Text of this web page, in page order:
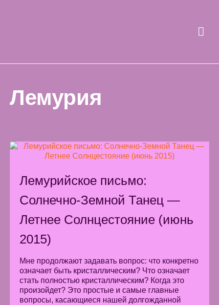
Лемурия
Лемурийское письмо:
Солнечно-Земной Танец —
Летнее Солнцестояние (июнь
2015)
Мне продолжают задавать вопрос: что конкретно
означает быть кристаллическим? Что означает
стать полностью кристаллическим? Когда это
произойдет? Это простые и самые главные
вопросы, касающиеся нашей долгожданной